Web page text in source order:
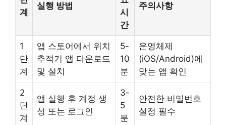
계
실행 방법
시
간
주의사항
1
단
계
앱 스토어에서 위치
추적기 앱 다운로드
및 설치
5-
10
분
운영체제
(iOS/Android)에
맞는 앱 확인
2
단
계
앱 실행 후 계정 생
성 또는 로그인
3-
5
분
안전한 비밀번호
설정 필수